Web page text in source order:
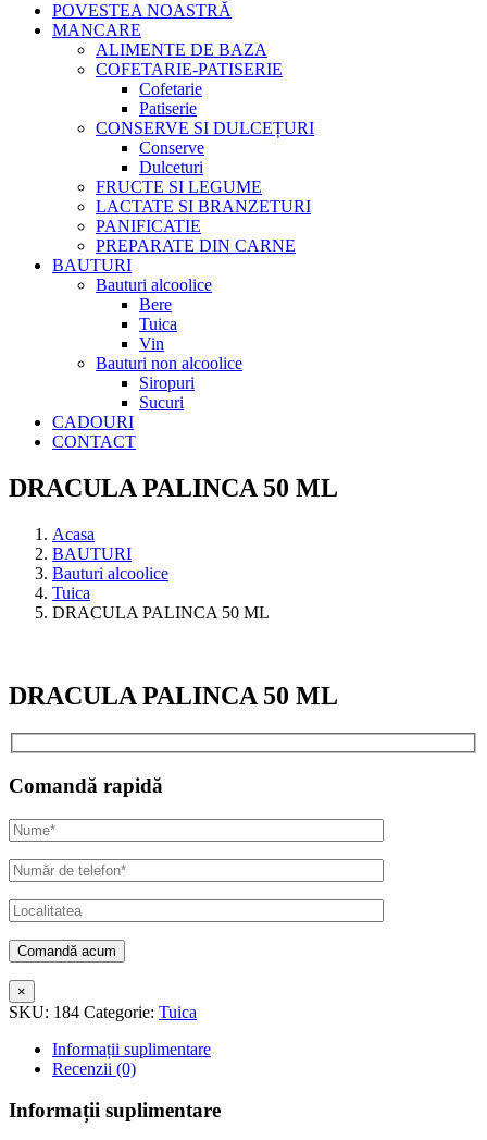
POVESTEA NOASTRĂ
MANCARE
ALIMENTE DE BAZA
COFETARIE-PATISERIE
Cofetarie
Patiserie
CONSERVE SI DULCEȚURI
Conserve
Dulceturi
FRUCTE SI LEGUME
LACTATE SI BRANZETURI
PANIFICATIE
PREPARATE DIN CARNE
BAUTURI
Bauturi alcoolice
Bere
Tuica
Vin
Bauturi non alcoolice
Siropuri
Sucuri
CADOURI
CONTACT
DRACULA PALINCA 50 ML
Acasa
BAUTURI
Bauturi alcoolice
Tuica
DRACULA PALINCA 50 ML
DRACULA PALINCA 50 ML
Comandă rapidă
×
SKU: 184 Categorie: Tuica
Informații suplimentare
Recenzii (0)
Informații suplimentare